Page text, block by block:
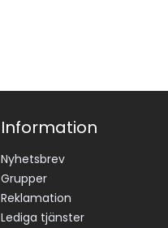
Information
Nyhetsbrev
Grupper
Reklamation
Lediga tjänster